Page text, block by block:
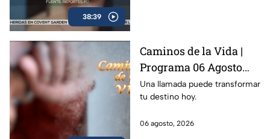
38:39
Caminos de la Vida |
Programa 06 Agosto
2026
Una llamada puede transformar
tu destino hoy.
06 agosto, 2026